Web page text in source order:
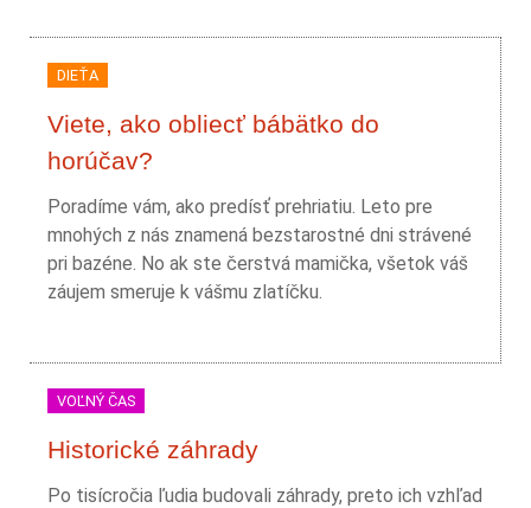
DIEŤA
Viete, ako obliecť bábätko do
horúčav?
Poradíme vám, ako predísť prehriatiu. Leto pre
mnohých z nás znamená bezstarostné dni strávené
pri bazéne. No ak ste čerstvá mamička, všetok váš
záujem smeruje k vášmu zlatíčku.
VOĽNÝ ČAS
Historické záhrady
Po tisícročia ľudia budovali záhrady, preto ich vzhľad